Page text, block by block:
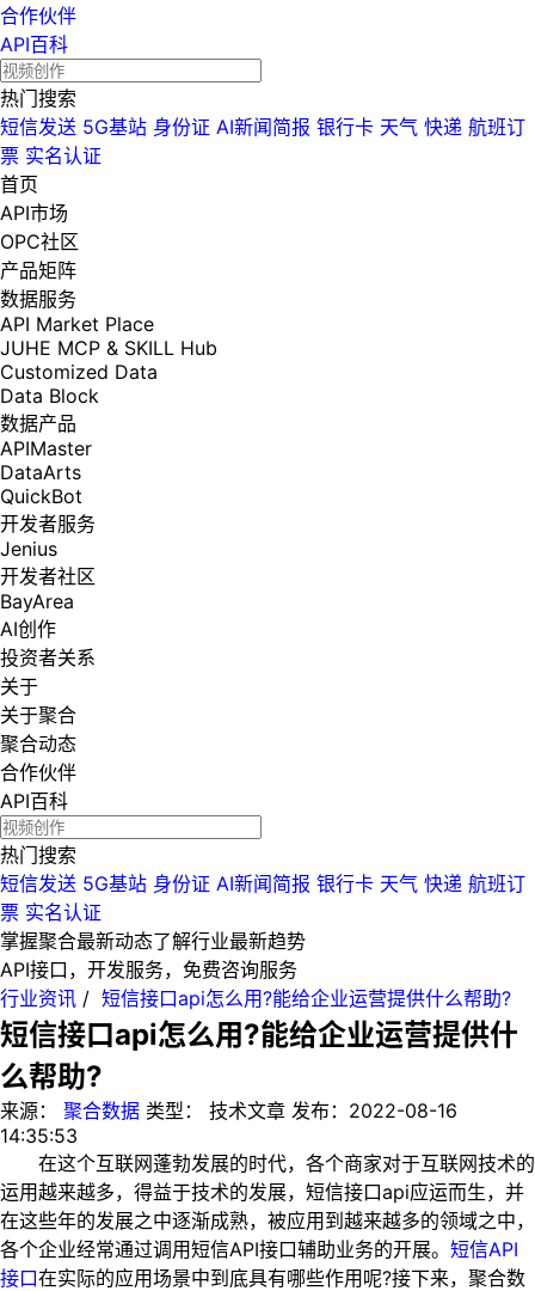
合作伙伴
API百科
热门搜索
短信发送 5G基站 身份证 AI新闻简报 银行卡 天气 快递 航班订
票 实名认证
首页
API市场
OPC社区
产品矩阵
数据服务
API Market Place
JUHE MCP & SKILL Hub
Customized Data
Data Block
数据产品
APIMaster
DataArts
QuickBot
开发者服务
Jenius
开发者社区
BayArea
AI创作
投资者关系
关于
关于聚合
聚合动态
合作伙伴
API百科
热门搜索
短信发送 5G基站 身份证 AI新闻简报 银行卡 天气 快递 航班订
票 实名认证
掌握聚合最新动态了解行业最新趋势
API接口，开发服务，免费咨询服务
行业资讯 / 短信接口api怎么用?能给企业运营提供什么帮助?
短信接口api怎么用?能给企业运营提供什
么帮助?
来源： 聚合数据 类型： 技术文章 发布： 2022-08-16
14:35:53
在这个互联网蓬勃发展的时代，各个商家对于互联网技术的
运用越来越多，得益于技术的发展，短信接口api应运而生，并
在这些年的发展之中逐渐成熟，被应用到越来越多的领域之中，
各个企业经常通过调用短信API接口辅助业务的开展。 短信API
接口在实际的应用场景中到底具有哪些作用呢?接下来，聚合数